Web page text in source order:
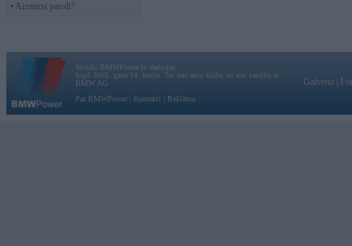
• Aizmirsi paroli?
Vortāls BMWPower.lv darbojas
kopš 2002. gada 14. maija. Tas nav auto klubs un nav saistīts ar
BMW AG.
Par BMWPower
Kontakti Reklāma
Galvena